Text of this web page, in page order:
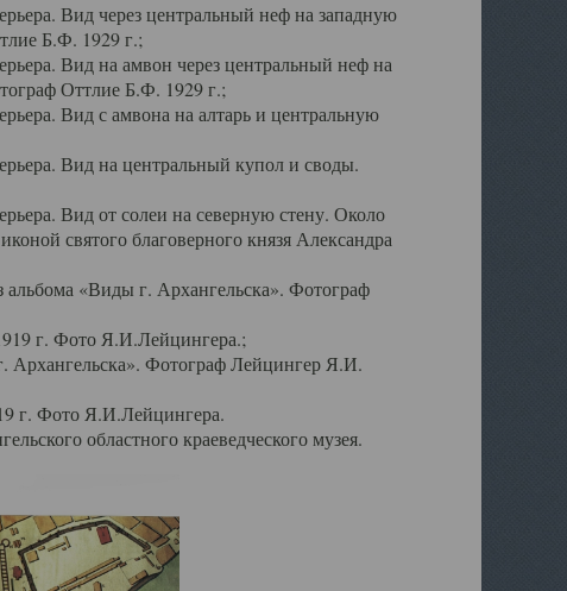
Вид через центральный неф на западную
Б.Ф. 1929 г.;
Вид на амвон через центральный неф на
Оттлие Б.Ф. 1929 г.;
Вид с амвона на алтарь и центральную
Вид на центральный купол и своды.
Вид от солеи на северную стену. Около
святого благоверного князя Александра
«Виды г. Архангельска». Фотограф
г. Фото Я.И.Лейцингера.;
Фотограф Лейцингер Я.И.
г. Фото Я.И.Лейцингера.
областного краеведческого музея.